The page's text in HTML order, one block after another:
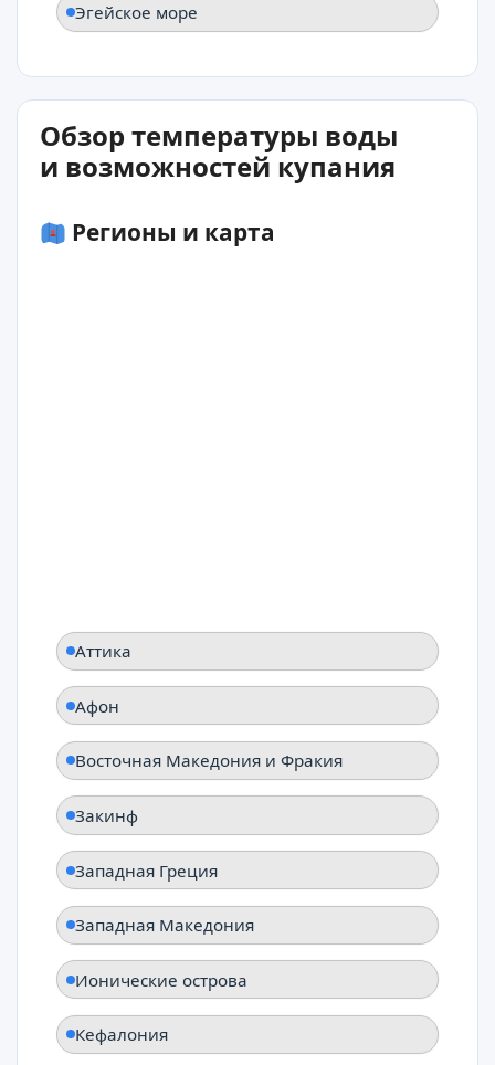
Эгейское море
Обзор температуры воды
и возможностей купания
Регионы и карта
Аттика
Афон
Восточная Македония и Фракия
Закинф
Западная Греция
Западная Македония
Ионические острова
Кефалония